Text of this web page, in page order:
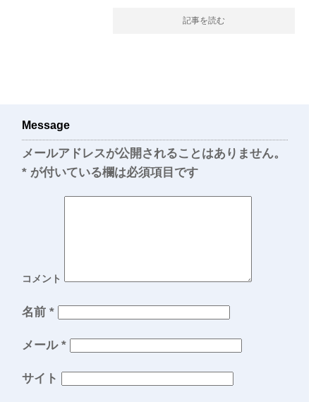
記事を読む
Message
メールアドレスが公開されることはありません。
* が付いている欄は必須項目です
コメント
名前 *
メール *
サイト